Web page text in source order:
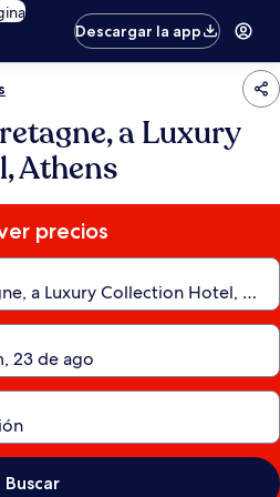
Descargar la app
a Luxury
Athens
precios
Buscar